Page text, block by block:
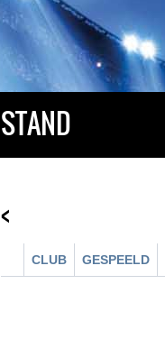
STAND
<
CLUB GESPEELD